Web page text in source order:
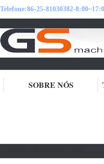
Telefone:86-25-81030382-
SOBRE NÓS